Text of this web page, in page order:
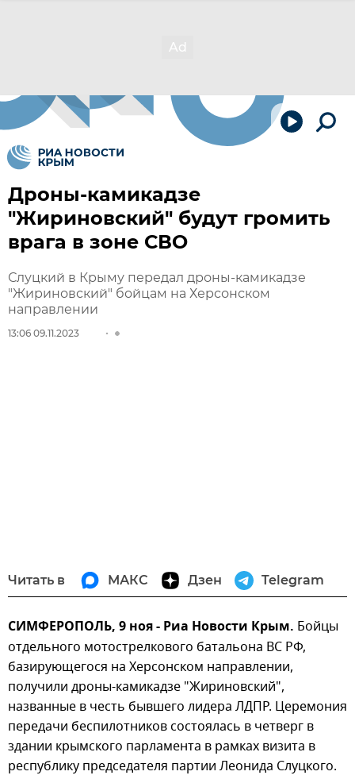
Дроны-камикадзе
"Жириновский" будут громить
врага в зоне СВО
Слуцкий в Крыму передал дроны-камикадзе
"Жириновский" бойцам на Херсонском
направлении
13:06 09.11.2023
Читать в МАКС Дзен Telegram
СИМФЕРОПОЛЬ, 9 ноя - Риа Новости Крым. Бойцы
отдельного мотострелкового батальона ВС РФ,
базирующегося на Херсонском направлении,
получили дроны-камикадзе "Жириновский",
названные в честь бывшего лидера ЛДПР. Церемония
передачи беспилотников состоялась в четверг в
здании крымского парламента в рамках визита в
республику председателя партии Леонида Слуцкого.